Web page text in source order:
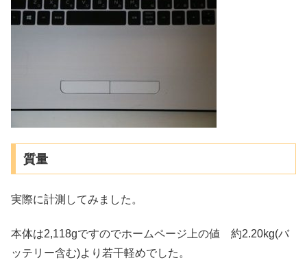
質量
実際に計測してみました。
本体は2,118gですのでホームページ上の値 約2.20kg(バ
ッテリー含む)より若干軽めでした。